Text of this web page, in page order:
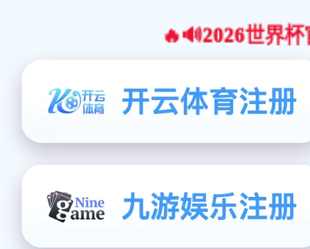
🔥🔊2026世界杯官网